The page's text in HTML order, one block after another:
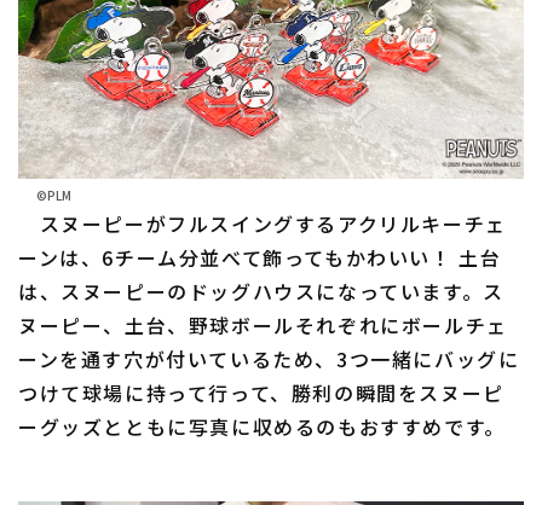
©PLM
スヌーピーがフルスイングするアクリルキーチェ
ーンは、6チーム分並べて飾ってもかわいい！ 土台
は、スヌーピーのドッグハウスになっています。ス
ヌーピー、土台、野球ボールそれぞれにボールチェ
ーンを通す穴が付いているため、3つ一緒にバッグに
つけて球場に持って行って、勝利の瞬間をスヌーピ
ーグッズとともに写真に収めるのもおすすめです。